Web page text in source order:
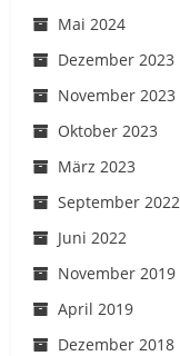
Mai 2024
Dezember 2023
November 2023
Oktober 2023
März 2023
September 2022
Juni 2022
November 2019
April 2019
Dezember 2018